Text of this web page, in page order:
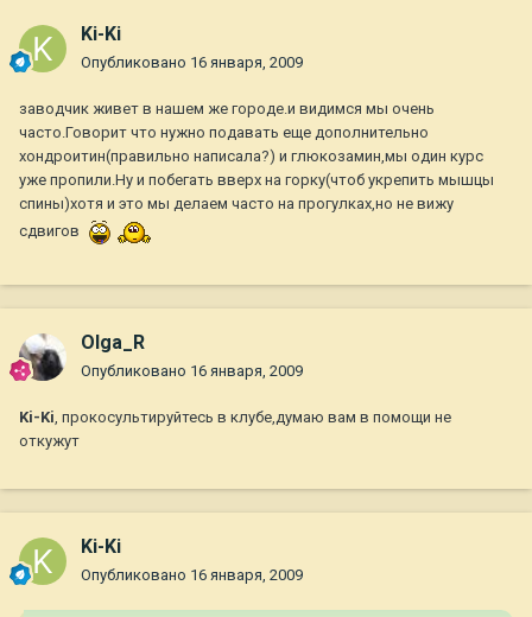
Ki-Ki
Опубликовано 16 января, 2009
заводчик живет в нашем же городе.и видимся мы очень
часто.Говорит что нужно подавать еще дополнительно
хондроитин(правильно написала?) и глюкозамин,мы один курс
уже пропили.Ну и побегать вверх на горку(чтоб укрепить мышцы
спины)хотя и это мы делаем часто на прогулках,но не вижу
сдвигов
Olga_R
Опубликовано 16 января, 2009
Ki-Ki, прокосультируйтесь в клубе,думаю вам в помощи не
откужут
Ki-Ki
Опубликовано 16 января, 2009